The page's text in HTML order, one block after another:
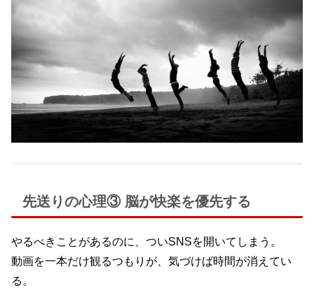
先送りの心理③ 脳が快楽を優先する
やるべきことがあるのに、ついSNSを開いてしまう。
動画を一本だけ観るつもりが、気づけば時間が消えてい
る。